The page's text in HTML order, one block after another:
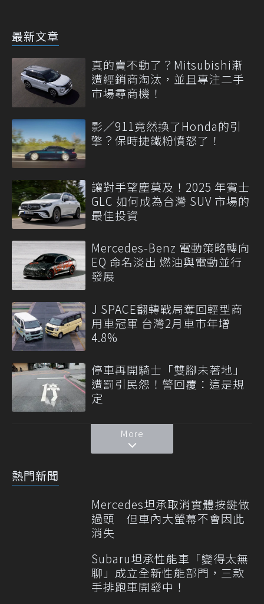
最新文章
真的賣不動了？Mitsubishi漸
遭經銷商淘汰，並且專注二手
市場尋商機！
影／911竟然換了Honda的引
擎？保時捷鐵粉憤怒了！
讓對手望塵莫及！2025 年賓士
GLC 如何成為台灣 SUV 市場的
最佳投資
Mercedes-Benz 電動策略轉向
EQ 命名淡出 燃油與電動並行
發展
J SPACE翻轉戰局奪回輕型商
用車冠軍 台灣2月車市年增
4.8%
停車再開騎士「雙腳未著地」
遭罰引民怨！警回覆：這是規
定
More
熱門新聞
Mercedes坦承取消實體按鍵做
過頭 但車內大螢幕不會因此
消失
Subaru坦承性能車「變得太無
聊」成立全新性能部門，三款
手排跑車開發中！